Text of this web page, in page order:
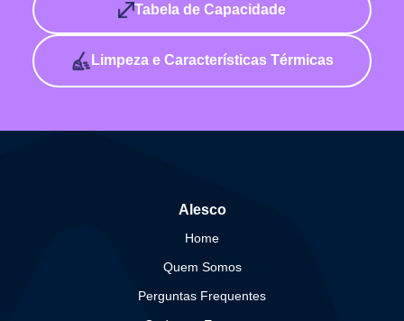
Tabela de Capacidade
Limpeza e Características Térmicas
Alesco
Home
Quem Somos
Perguntas Frequentes